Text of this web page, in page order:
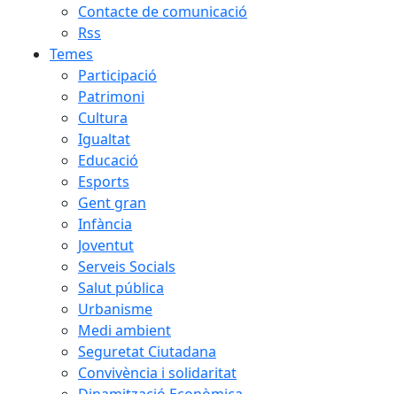
Contacte de comunicació
Rss
Temes
Participació
Patrimoni
Cultura
Igualtat
Educació
Esports
Gent gran
Infància
Joventut
Serveis Socials
Salut pública
Urbanisme
Medi ambient
Seguretat Ciutadana
Convivència i solidaritat